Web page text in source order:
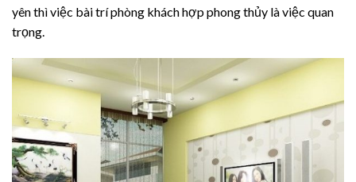
yên thì việc bài trí phòng khách hợp phong thủy là việc quan
trọng.